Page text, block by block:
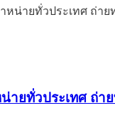
ายทั่วประเทศ ถ่